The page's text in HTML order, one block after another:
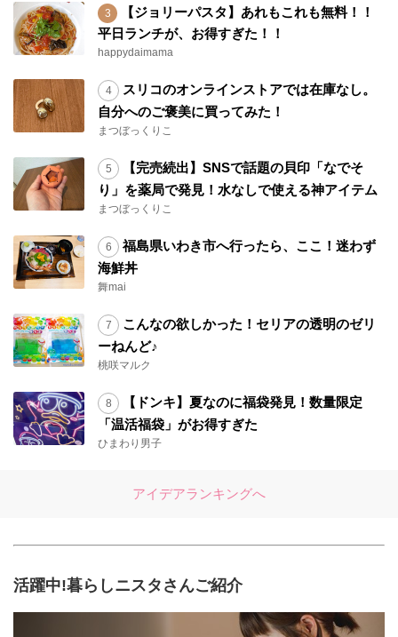
【ジョリーパスタ】あれもこれも無料！！
平日ランチが、お得すぎた！！
happydaimama
スリコのオンラインストアでは在庫なし。
自分へのご褒美に買ってみた！
まつぼっくりこ
【完売続出】SNSで話題の貝印「なでそ
り」を薬局で発見！水なしで使える神アイテム
まつぼっくりこ
福島県いわき市へ行ったら、ここ！迷わず
海鮮丼
舞mai
こんなの欲しかった！セリアの透明のゼリ
ーねんど♪
桃咲マルク
【ドンキ】夏なのに福袋発見！数量限定
「温活福袋」がお得すぎた
ひまわり男子
アイデアランキングへ
活躍中!暮らしニスタさんご紹介